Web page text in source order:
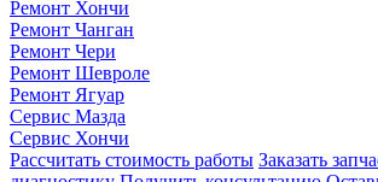
Ремонт Хончи
Ремонт Чанган
Ремонт Чери
Ремонт Шевроле
Ремонт Ягуар
Сервис Мазда
Сервис Хончи
Рассчитать стоимость работы Заказать